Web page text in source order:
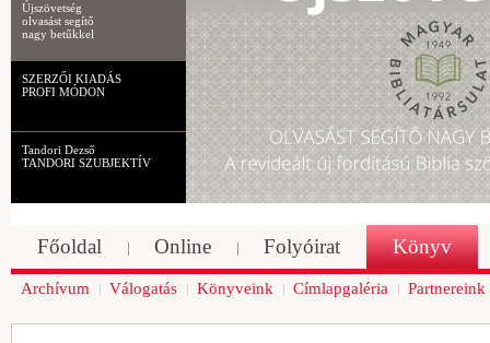
Újszövetség
olvasást segítő
nagy betűkkel
SZERZŐI KIADÁS
PROFI MÓDON
Tandori Dezső
TANDORI SZUBJEKTÍV
Főoldal Online Folyóirat Könyv
Archívum Válogatás Könyveink Címlapgaléria Partnereink